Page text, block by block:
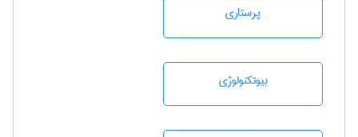
پرستاری
بيوتكنولوژی